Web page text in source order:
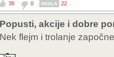
35 0 HVALA 22
Popusti, akcije i dobre
Nek flejm i trolanje